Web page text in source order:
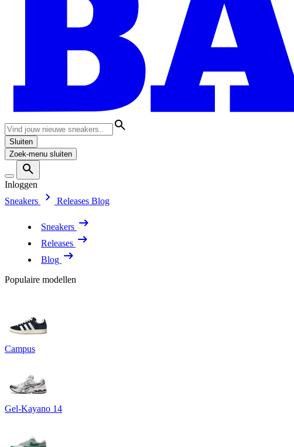
Sluiten
Zoek-menu sluiten
Inloggen
Sneakers
Releases Blog
Sneakers
Releases
Blog
Populaire modellen
Campus
Gel-Kayano 14